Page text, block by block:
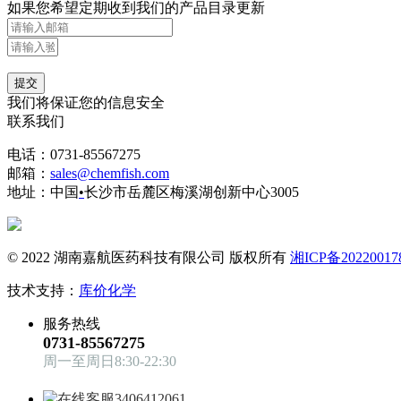
如果您希望定期收到我们的产品目录更新
提交
我们将保证您的信息安全
联系我们
电话：0731-85567275
邮箱： sales@chemfish.com
地址：中国•长沙市岳麓区梅溪湖创新中心3005
© 2022 湖南嘉航医药科技有限公司 版权所有 湘ICP备
技术支持： 库价化学
服务热线
0731-85567275
周一至周日8:30-22:30